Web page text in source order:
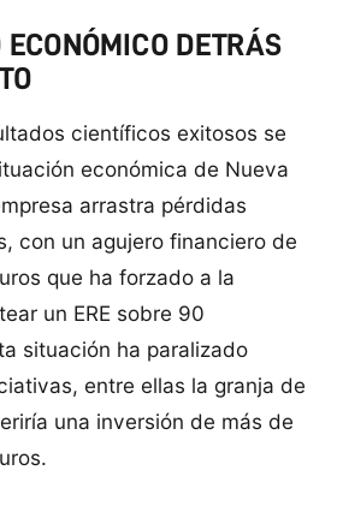
ECONÓMICO DETRÁS
científicos exitosos se
económica de Nueva
arrastra pérdidas
con un agujero financiero de
que ha forzado a la
un ERE sobre 90
situación ha paralizado
entre ellas la granja de
una inversión de más de